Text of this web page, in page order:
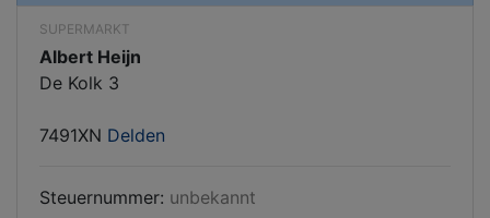
SUPERMARKT
Albert Heijn
De Kolk 3
7491XN Delden
Steuernummer: unbekannt